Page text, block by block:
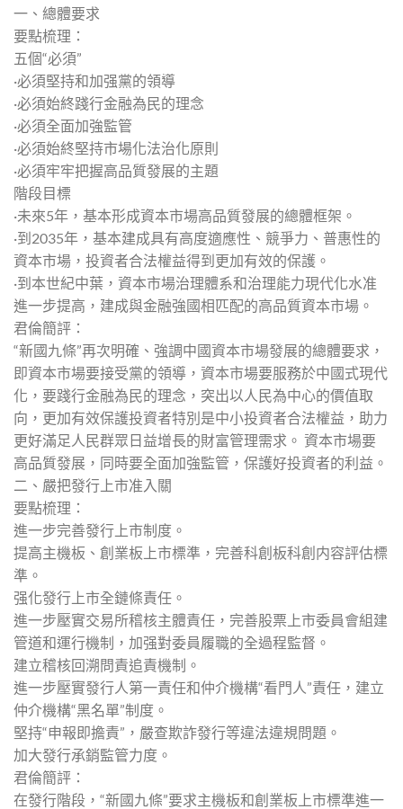
一、總體要求
要點梳理：
五個“必須”
·必須堅持和加强黨的領導
·必須始終踐行金融為民的理念
·必須全面加強監管
·必須始終堅持市場化法治化原則
·必須牢牢把握高品質發展的主題
階段目標
·未來5年，基本形成資本市場高品質發展的總體框架。
·到2035年，基本建成具有高度適應性、競爭力、普惠性的
資本市場，投資者合法權益得到更加有效的保護。
·到本世紀中葉，資本市場治理體系和治理能力現代化水准
進一步提高，建成與金融強國相匹配的高品質資本市場。
君倫簡評：
“新國九條”再次明確、強調中國資本市場發展的總體要求，
即資本市場要接受黨的領導，資本市場要服務於中國式現代
化，要踐行金融為民的理念，突出以人民為中心的價值取
向，更加有效保護投資者特別是中小投資者合法權益，助力
更好滿足人民群眾日益增長的財富管理需求。 資本市場要
高品質發展，同時要全面加強監管，保護好投資者的利益。
二、嚴把發行上市准入關
要點梳理：
進一步完善發行上市制度。
提高主機板、創業板上市標準，完善科創板科創内容評估標
準。
强化發行上市全鏈條責任。
進一步壓實交易所稽核主體責任，完善股票上市委員會組建
管道和運行機制，加强對委員履職的全過程監督。
建立稽核回溯問責追責機制。
進一步壓實發行人第一責任和仲介機構“看門人”責任，建立
仲介機構“黑名單”制度。
堅持“申報即擔責”，嚴查欺詐發行等違法違規問題。
加大發行承銷監管力度。
君倫簡評：
在發行階段，“新國九條”要求主機板和創業板上市標準進一